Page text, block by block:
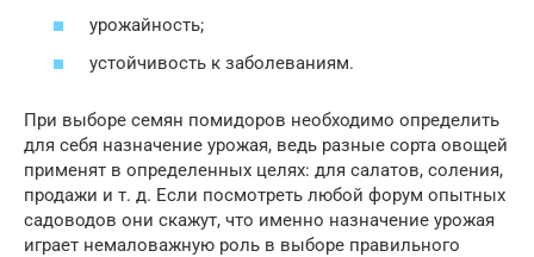
урожайность;
устойчивость к заболеваниям.
При выборе семян помидоров необходимо определить
для себя назначение урожая, ведь разные сорта овощей
применят в определенных целях: для салатов, соления,
продажи и т. д. Если посмотреть любой форум опытных
садоводов они скажут, что именно назначение урожая
играет немаловажную роль в выборе правильного